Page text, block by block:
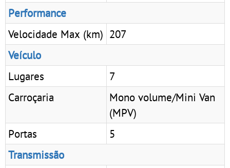
Performance
Velocidade Max (km) 207
Veículo
Lugares
7
Carroçaria
Mono volume/Mini Van
(MPV)
Portas
5
Transmissão